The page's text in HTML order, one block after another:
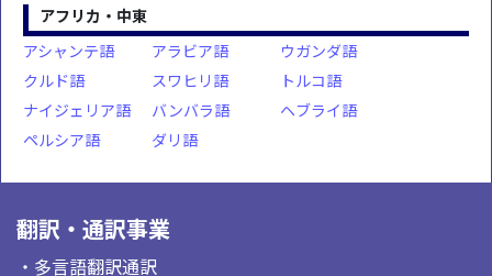
アフリカ・中東
アシャンテ語
アラビア語
ウガンダ語
クルド語
スワヒリ語
トルコ語
ナイジェリア語
バンバラ語
ヘブライ語
ペルシア語
ダリ語